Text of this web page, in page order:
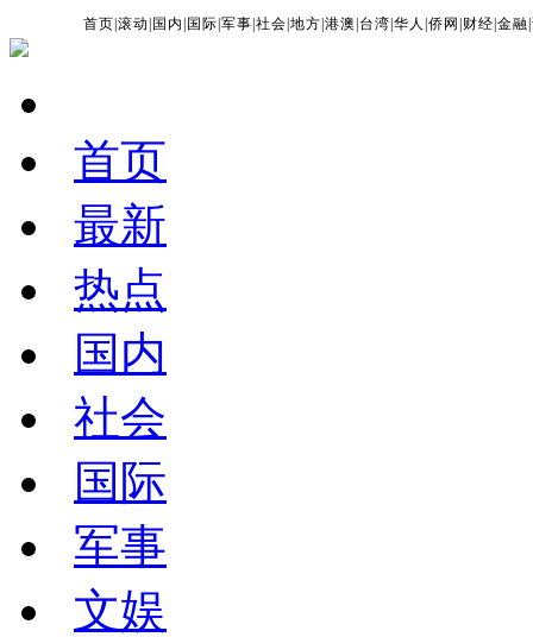
首页 |滚动 国内 国际 |军事 |社会 |地方 |港澳 台湾 |华人 |侨网 财经 |金融 |
首页
最新
热点
国内
社会
国际
军事
文娱